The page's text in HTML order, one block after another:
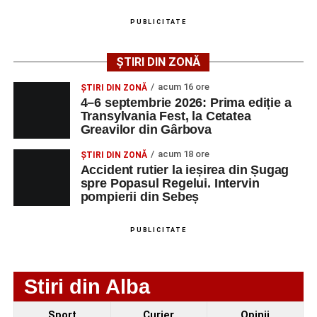
Urmărește-ne pe Google News
Ultimele știri din Sebeș
4–6 septembrie 2026: Prima ediție a Transylvania
Fest, la Cetatea Greavilor din Gârbova
Accident rutier la ieșirea din Șugag spre Popasul
Regelui. Intervin pompierii din Sebeș
Biciclist de 70 de ani, rănit într-un accident rutier
PUBLICITATE
ȘTIRI DIN ZONĂ
ȘTIRI DIN ZONĂ acum 16 ore
4–6 septembrie 2026: Prima ediție a
Transylvania Fest, la Cetatea
Greavilor din Gârbova
ȘTIRI DIN ZONĂ acum 18 ore
Accident rutier la ieșirea din Șugag
spre Popasul Regelui. Intervin
pompierii din Sebeș
PUBLICITATE
Stiri din Alba